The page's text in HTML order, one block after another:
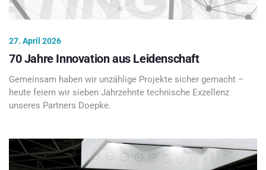
27. April 2026
70 Jahre Innovation aus Leidenschaft
Gemeinsam haben wir unzählige Projekte sicher gemacht –
heute feiern wir sieben Jahrzehnte technische Exzellenz
unseres Partners Doepke.